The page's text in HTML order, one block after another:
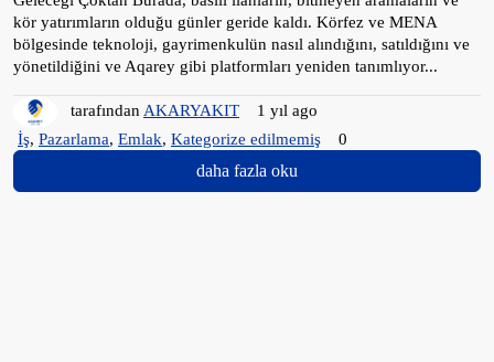
kör yatırımların olduğu günler geride kaldı. Körfez ve MENA
bölgesinde teknoloji, gayrimenkulün nasıl alındığını, satıldığını ve
yönetildiğini ve Aqarey gibi platformları yeniden tanımlıyor...
tarafından AKARYAKIT
1 yıl ago
İş, Pazarlama, Emlak, Kategorize edilmemiş 0
daha fazla oku